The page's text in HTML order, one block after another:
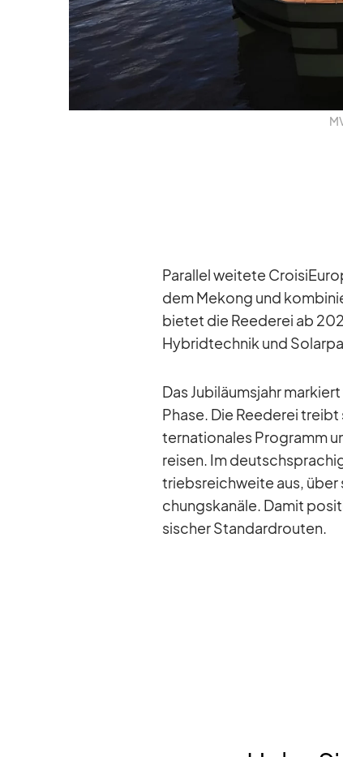
Par­al­lel wei­tete
dem Me­kong und
bie­tet die Ree­de­rei ab
Hy­brid­tech­nik und
Das Ju­bi­lä­ums­jahr
Phase. Die Ree­de­rei
ter­na­tio­na­les Pro­gramm
rei­sen. Im
triebs­reich­weite aus,
chungs­ka­näle. Da­mit
si­scher Stan­dard­rou­ten.